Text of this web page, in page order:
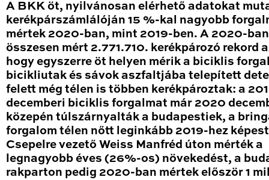
A BKK öt, nyilvánosan elérhető adatokat
kerékpárszámlálóján 15 %-kal nagyobb
mértek 2020-ban, mint 2019-ben. A 2020-ban
összesen mért 2.771.710. kerékpározó rekord
hogy egyszerre öt helyen mérik a biciklis
bicikliutak és sávok aszfaltjába telepített
felett még télen is többen kerékpároztak: a
decemberi biciklis forgalmat már 2020
közepén túlszárnyalták a budapestiek, a
forgalom télen nőtt leginkább 2019-hez
Csepelre vezető Weiss Manfréd úton mérték a
legnagyobb éves (26%-os) növekedést, a
rakparton pedig 2020-ban mértek először 1